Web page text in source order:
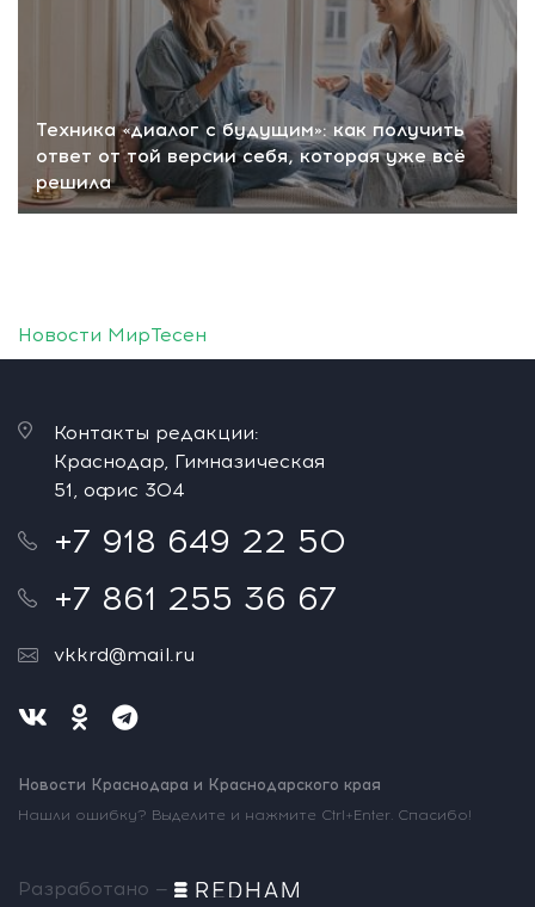
Техника «диалог с будущим»: как получить
ответ от той версии себя, которая уже всё
решила
Новости МирТесен
Контакты редакции:
Краснодар, Гимназическая
51, офис 304
+7 918 649 22 50
+7 861 255 36 67
vkkrd@mail.ru
Новости Краснодара и Краснодарского края
Нашли ошибку? Выделите и нажмите Ctrl+Enter. Спасибо!
Разработано —